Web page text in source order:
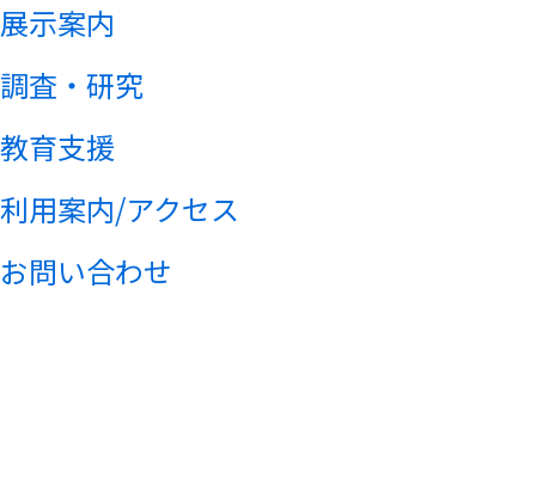
展示案内
調査・研究
教育支援
利用案内/アクセス
お問い合わせ